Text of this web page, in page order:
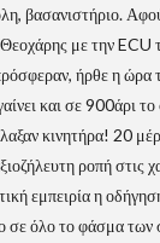
βασανιστήριο.
με την ECU
ήρθε η ώρα
και σε 900άρι
κινητήρα! 20
ροπή στις
εμπειρία η
σε όλο το φάσμα των